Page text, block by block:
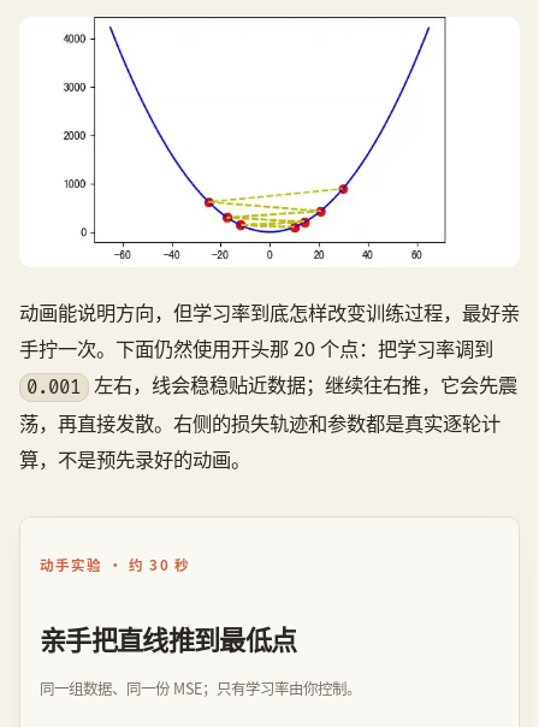
动画能说明方向，但学习率到底怎样改变训练过程，最好亲
手拧一次。下面仍然使用开头那 20 个点：把学习率调到
0.001 左右，线会稳稳贴近数据；继续往右推，它会先震
荡，再直接发散。右侧的损失轨迹和参数都是真实逐轮计
算，不是预先录好的动画。
动手实验 · 约 30 秒
亲手把直线推到最低点
同一组数据、同一份 MSE；只有学习率由你控制。